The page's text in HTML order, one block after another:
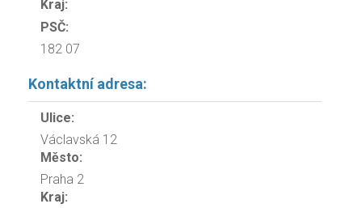
Kraj:
PSČ:
182 07
Kontaktní adresa:
Ulice:
Václavská 12
Město:
Praha 2
Kraj: